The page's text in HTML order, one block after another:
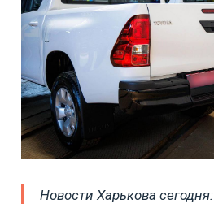
Новости Харькова сегодня: